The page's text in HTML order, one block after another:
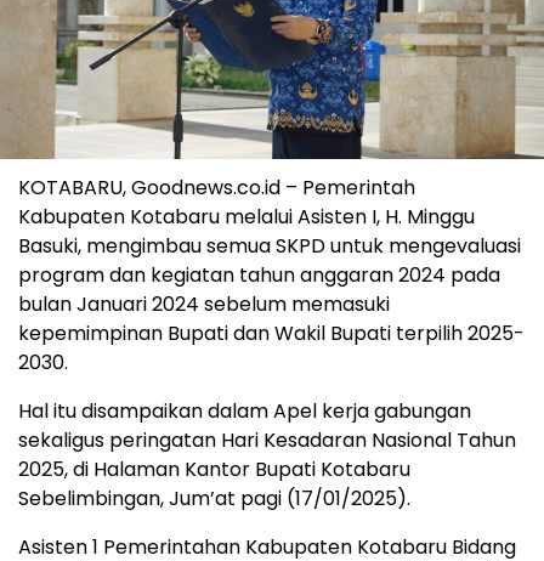
KOTABARU, Goodnews.co.id – Pemerintah
Kabupaten Kotabaru melalui Asisten I, H. Minggu
Basuki, mengimbau semua SKPD untuk mengevaluasi
program dan kegiatan tahun anggaran 2024 pada
bulan Januari 2024 sebelum memasuki
kepemimpinan Bupati dan Wakil Bupati terpilih 2025-
2030.
Hal itu disampaikan dalam Apel kerja gabungan
sekaligus peringatan Hari Kesadaran Nasional Tahun
2025, di Halaman Kantor Bupati Kotabaru
Sebelimbingan, Jum’at pagi (17/01/2025).
Asisten 1 Pemerintahan Kabupaten Kotabaru Bidang